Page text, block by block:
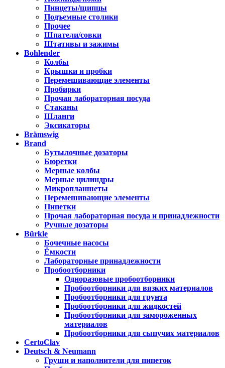
Пинцеты/щипцы
Подъемные столики
Прочее
Шпатели/совки
Штативы и зажимы
Bohlender
Колбы
Крышки и пробки
Перемешивающие элементы
Пробирки
Прочая лабораторная посуда
Стаканы
Шланги
Эксикаторы
Brämswig
Brand
Бутылочные дозаторы
Бюретки
Мерные колбы
Мерные цилиндры
Микропланшеты
Перемешивающие элементы
Пипетки
Прочая лабораторная посуда и принадлежности
Ручные дозаторы
Bürkle
Бочечные насосы
Ёмкости
Лабораторные принадлежности
Пробоотборники
Одноразовые пробоотборники
Пробоотборники для вязких материалов
Пробоотборники для грунта
Пробоотборники для жидкостей
Пробоотборники для замороженных
материалов
Пробоотборники для сыпучих материалов
CertoClav
Deutsch & Neumann
Груши и наполнители для пипеток